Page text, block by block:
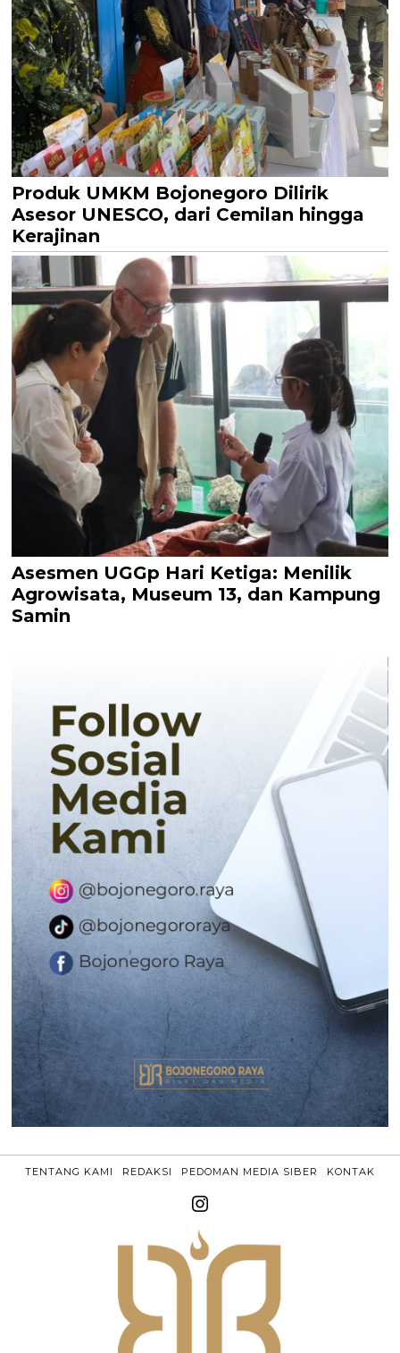
Produk UMKM Bojonegoro Dilirik
Asesor UNESCO, dari Cemilan hingga
Kerajinan
Asesmen UGGp Hari Ketiga: Menilik
Agrowisata, Museum 13, dan Kampung
Samin
TENTANG KAMI REDAKSI PEDOMAN MEDIA SIBER KONTAK